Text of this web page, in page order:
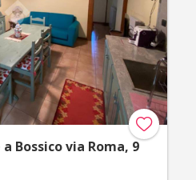
Bossico via Roma, 9